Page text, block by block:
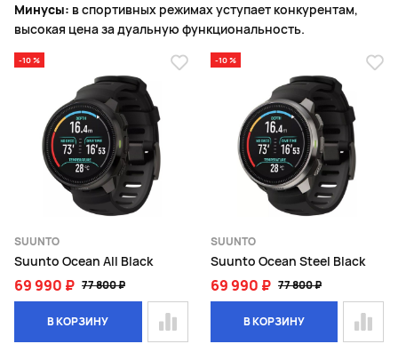
Минусы: в спортивных режимах уступает конкурентам,
высокая цена за дуальную функциональность.
-10 %
SUUNTO
Suunto Ocean All Black
69 990 ₽ 77 800 ₽
В КОРЗИНУ
-10 %
SUUNTO
Suunto Ocean Steel Black
69 990 ₽ 77 800 ₽
В КОРЗИНУ